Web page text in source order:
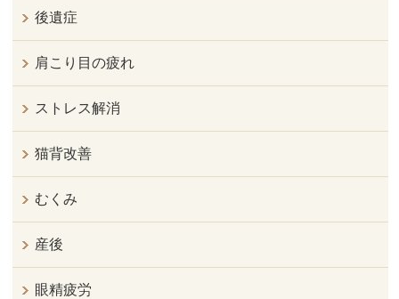
後遺症
肩こり目の疲れ
ストレス解消
猫背改善
むくみ
産後
眼精疲労